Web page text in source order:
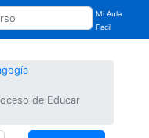
Mi Aula
Facil
de Educar